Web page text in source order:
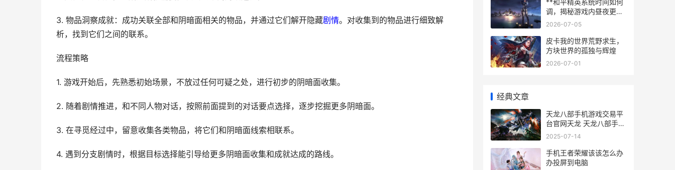
3. 物品洞察成就：成功关联全部和阴暗面相关的物品，并通过它们解开隐藏剧情。对收集到的物品进行细致解
析，找到它们之间的联系。
流程策略
1. 游戏开始后，先熟悉初始场景，不放过任何可疑之处，进行初步的阴暗面收集。
2. 随着剧情推进，和不同人物对话，按照前面提到的对话要点选择，逐步挖掘更多阴暗面。
3. 在寻觅经过中，留意收集各类物品，将它们和阴暗面线索相联系。
4. 遇到分支剧情时，根据目标选择能引导给更多阴暗面收集和成就达成的路线。
**和平精英系统时间如何
调，揭秘游戏内昼夜更替
的奥秘**
2026-07-05
皮卡我的世界荒野求生，
方块世界的孤独与辉煌
2026-07-01
经典文章
天龙八部手机游戏交易平
台官网天龙 天龙八部手机
游戏
2025-07-14
手机王者荣耀该该怎么办
办投屏到电脑